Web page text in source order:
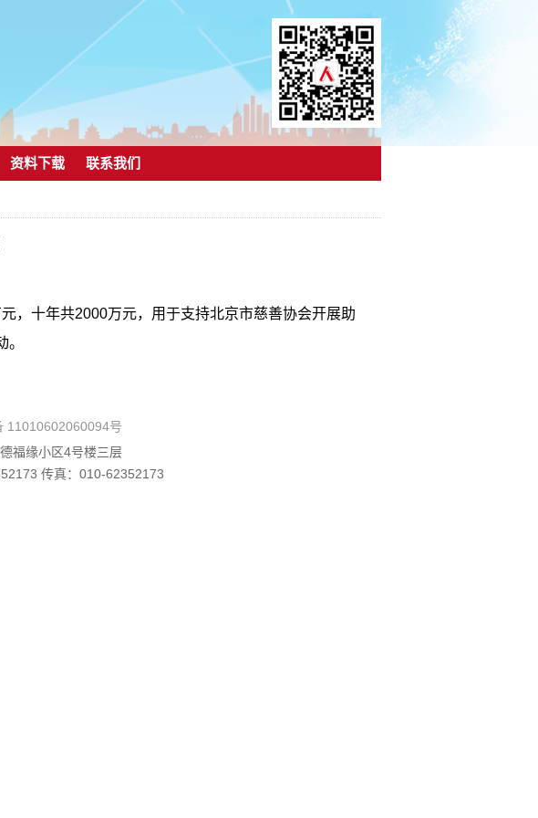
资料下载 联系我们
元，十年共2000万元，用于支持北京市慈善协会开展助
11010602060094号
福缘小区4号楼三层
传真：010-62352173